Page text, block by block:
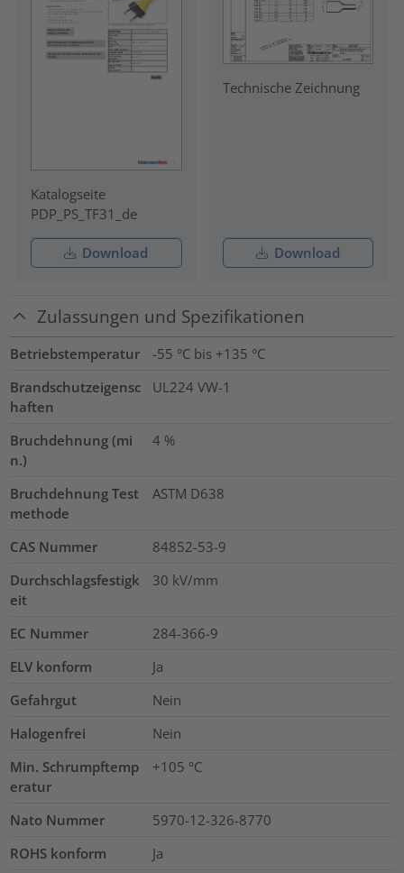
Katalogseite
PDP_PS_TF31_de
Download
Technische Zeichnung
Download
Zulassungen und Spezifikationen
Betriebstemperatur
-55 °C bis +135 °C
Brandschutzeigensc
haften
UL224 VW-1
Bruchdehnung (mi
n.)
4 %
Bruchdehnung Test
methode
ASTM D638
CAS Nummer
84852-53-9
Durchschlagsfestigk
eit
30 kV/mm
EC Nummer
284-366-9
ELV konform
Ja
Gefahrgut
Nein
Halogenfrei
Nein
Min. Schrumpftemp
eratur
+105 °C
Nato Nummer
5970-12-326-8770
ROHS konform
Ja